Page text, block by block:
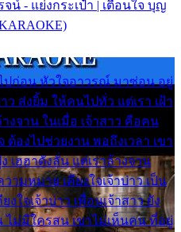
น์ - แย่งกระเป๋า | เตือนใจ บุญ
ปก่อน หัวใจอาวรณ์ มาซ่อน อยู่
ส่งยิ้ม ให้คนไปทั่ว แต่เรา เฝ้า
งจาน ในเมื่อ เจ้าสาว คือคน
องไปช่วยงาน พอถึงเวลา เขา
เฮฮาดังลั่น แต่เราล้างจาน
ามหมาย เคียงใจเจ้าบ่าว เป็น
ใจเจ้าบ่าว เพื่อนเจ้าสาว ยัง
ม่มีใครสน เขาไม่เห็นคน ที่อยู่